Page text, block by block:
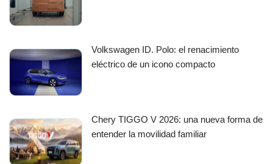
Volkswagen ID. Polo: el renacimiento
eléctrico de un icono compacto
Chery TIGGO V 2026: una nueva forma de
entender la movilidad familiar